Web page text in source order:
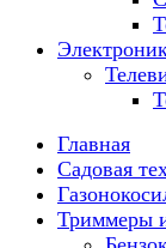
Главная
Садовая
Триммеры